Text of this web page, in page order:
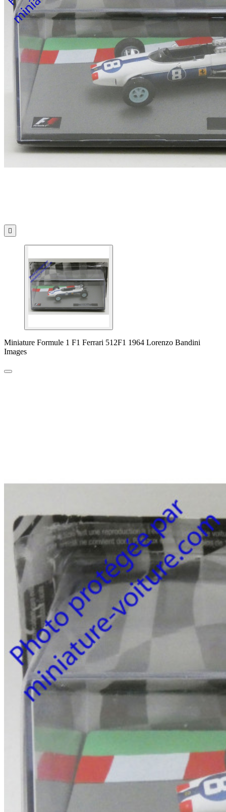

Miniature Formule 1 F1 Ferrari 512F1 1964 Lorenzo Bandini
Images